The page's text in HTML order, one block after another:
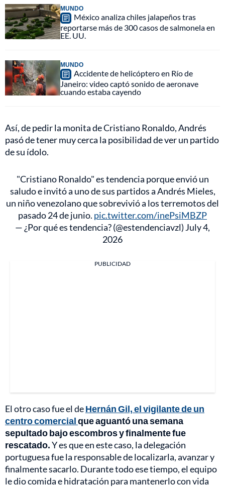
MUNDO
México analiza chiles jalapeños tras
reportarse más de 300 casos de salmonela en
EE. UU.
MUNDO
Accidente de helicóptero en Río de
Janeiro: video captó sonido de aeronave
cuando estaba cayendo
Así, de pedir la monita de Cristiano Ronaldo, Andrés
pasó de tener muy cerca la posibilidad de ver un partido
de su ídolo.
"Cristiano Ronaldo" es tendencia porque envió un
saludo e invitó a uno de sus partidos a Andrés Mieles,
un niño venezolano que sobrevivió a los terremotos del
pasado 24 de junio. pic.twitter.com/inePsiMBZP
— ¿Por qué es tendencia? (@estendenciavzl) July 4,
2026
PUBLICIDAD
El otro caso fue el deHernán Gil, el vigilante de un
centro comercialque aguantó una semana
sepultado bajo escombros y finalmente fue
rescatado.Y es que en este caso, la delegación
portuguesa fue la responsable de localizarla, avanzar y
finalmente sacarlo. Durante todo ese tiempo, el equipo
le dio comida e hidratación para mantenerlo con vida